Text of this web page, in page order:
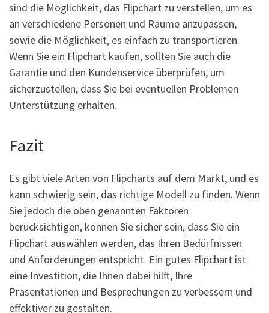
sind die Möglichkeit, das Flipchart zu verstellen, um es
an verschiedene Personen und Räume anzupassen,
sowie die Möglichkeit, es einfach zu transportieren.
Wenn Sie ein Flipchart kaufen, sollten Sie auch die
Garantie und den Kundenservice überprüfen, um
sicherzustellen, dass Sie bei eventuellen Problemen
Unterstützung erhalten.
Fazit
Es gibt viele Arten von Flipcharts auf dem Markt, und es
kann schwierig sein, das richtige Modell zu finden. Wenn
Sie jedoch die oben genannten Faktoren
berücksichtigen, können Sie sicher sein, dass Sie ein
Flipchart auswählen werden, das Ihren Bedürfnissen
und Anforderungen entspricht. Ein gutes Flipchart ist
eine Investition, die Ihnen dabei hilft, Ihre
Präsentationen und Besprechungen zu verbessern und
effektiver zu gestalten.